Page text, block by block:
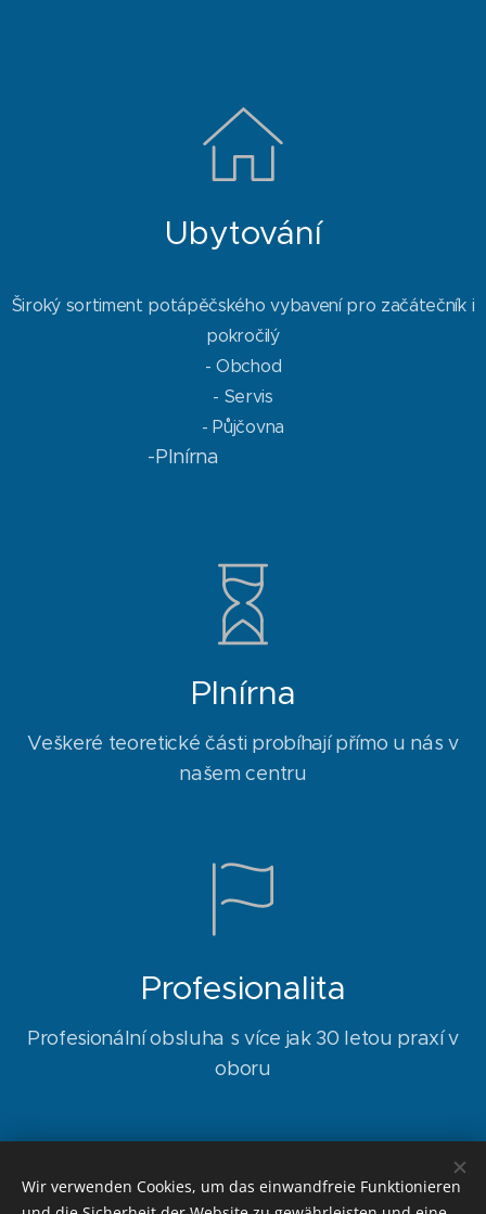
Ubytování
Široký sortiment potápěčského vybavení pro začátečník i
pokročilý
- Obchod
- Servis
- Půjčovna
-Plnírna
Plnírna
Veškeré teoretické části probíhají přímo u nás v
našem centru
Profesionalita
Profesionální obsluha s více jak 30 letou praxí v
oboru
EUROPEAN DIVING SCHOOL®
Wir verwenden Cookies, um das einwandfreie Funktionieren